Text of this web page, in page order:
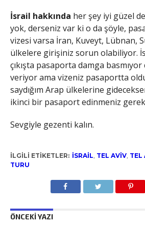
İsrail hakkında her şey iyi güzel
yok, derseniz var ki o da şöyle,
vizesi varsa İran, Kuveyt, Lübnan,
ülkelere girişiniz sorun olabiliyor.
çıkışta pasaporta damga
veriyor ama vizeniz pasaportta
saydığım Arap ülkelerine
ikinci bir pasaport edinmeniz
Sevgiyle gezenti kalın.
İLGILI ETIKETLER: ISRAIL, TEL AVIV, TEL
TURU
ÖNCEKI YAZI